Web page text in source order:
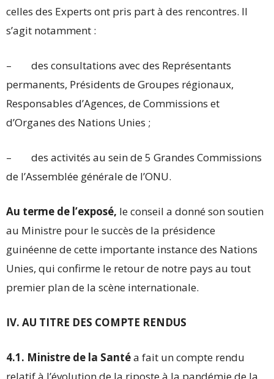
celles des Experts ont pris part à des rencontres. Il
s’agit notamment :
– des consultations avec des Représentants
permanents, Présidents de Groupes régionaux,
Responsables d’Agences, de Commissions et
d’Organes des Nations Unies ;
– des activités au sein de 5 Grandes Commissions
de l’Assemblée générale de l’ONU.
Au terme de l’exposé, le conseil a donné son soutien
au Ministre pour le succès de la présidence
guinéenne de cette importante instance des Nations
Unies, qui confirme le retour de notre pays au tout
premier plan de la scène internationale.
IV. AU TITRE DES COMPTE RENDUS
4.1. Ministre de la Santéa fait un compte rendu
relatif à l’évolution de la riposte à la pandémie de la